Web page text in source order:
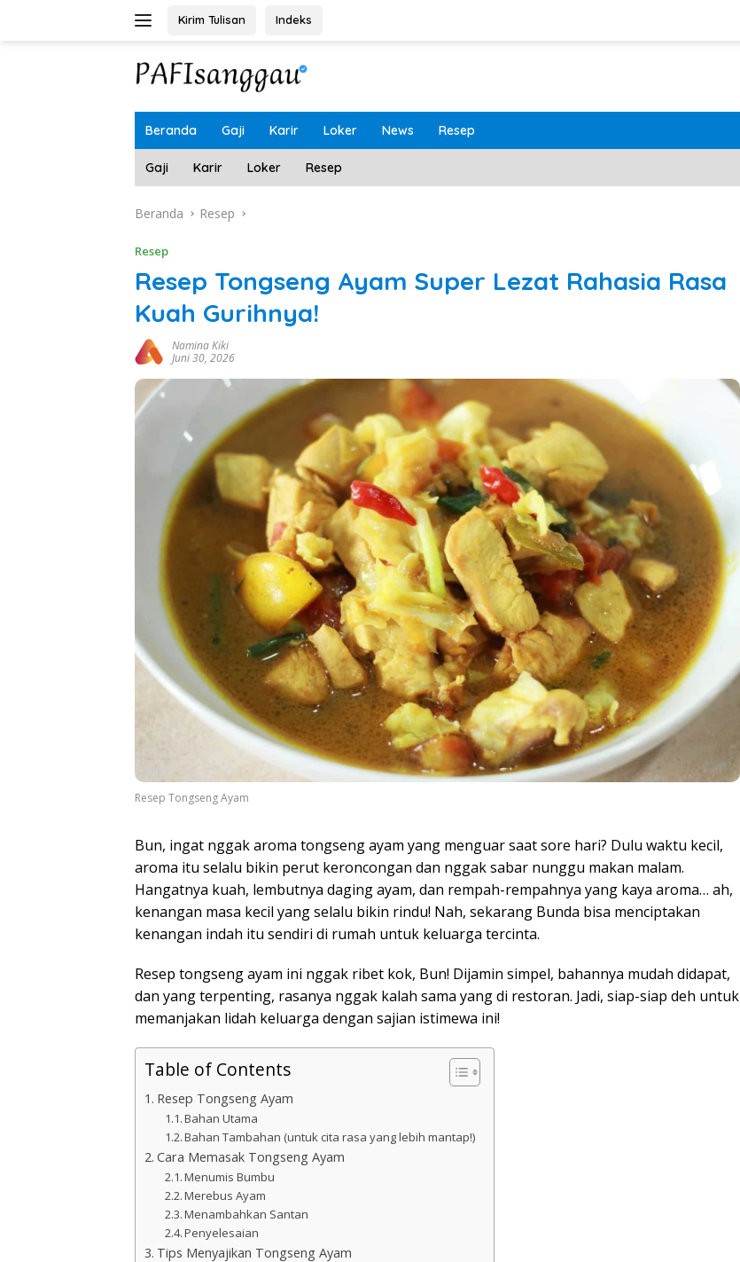
Kirim Tulisan Indeks
Beranda Gaji Karir Loker News Resep
Gaji Karir Loker Resep
Beranda Resep
Resep
Resep Tongseng Ayam Super Lezat Rahasia Rasa
Kuah Gurihnya!
Namina Kiki
Juni 30, 2026
Resep Tongseng Ayam
Bun, ingat nggak aroma tongseng ayam yang menguar saat sore hari? Dulu waktu kecil,
aroma itu selalu bikin perut keroncongan dan nggak sabar nunggu makan malam.
Hangatnya kuah, lembutnya daging ayam, dan rempah-rempahnya yang kaya aroma… ah,
kenangan masa kecil yang selalu bikin rindu! Nah, sekarang Bunda bisa menciptakan
kenangan indah itu sendiri di rumah untuk keluarga tercinta.
Resep tongseng ayam ini nggak ribet kok, Bun! Dijamin simpel, bahannya mudah didapat,
dan yang terpenting, rasanya nggak kalah sama yang di restoran. Jadi, siap-siap deh untuk
memanjakan lidah keluarga dengan sajian istimewa ini!
Table of Contents
Resep Tongseng Ayam
Bahan Utama
Bahan Tambahan (untuk cita rasa yang lebih mantap!)
Cara Memasak Tongseng Ayam
Menumis Bumbu
Merebus Ayam
Menambahkan Santan
Penyelesaian
Tips Menyajikan Tongseng Ayam